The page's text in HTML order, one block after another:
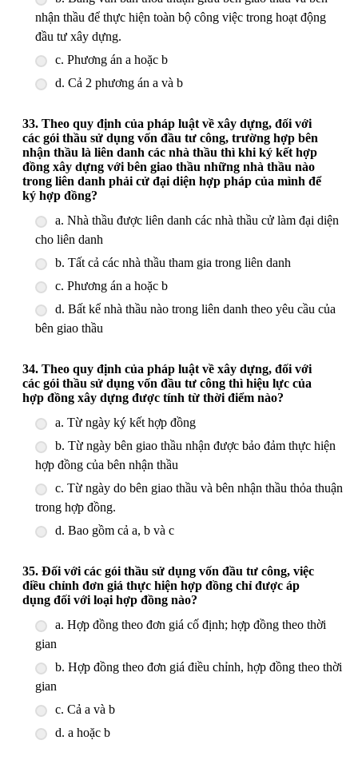
nhận thầu để thực hiện toàn bộ công việc trong hoạt động
đầu tư xây dựng.
c. Phương án a hoặc b
d. Cả 2 phương án a và b
33. Theo quy định của pháp luật về xây dựng, đối với
các gói thầu sử dụng vốn đầu tư công, trường hợp bên
nhận thầu là liên danh các nhà thầu thì khi ký kết hợp
đồng xây dựng với bên giao thầu những nhà thầu nào
trong liên danh phải cử đại diện hợp pháp của mình để
ký hợp đồng?
a. Nhà thầu được liên danh các nhà thầu cử làm đại diện
cho liên danh
b. Tất cả các nhà thầu tham gia trong liên danh
c. Phương án a hoặc b
d. Bất kể nhà thầu nào trong liên danh theo yêu cầu của
bên giao thầu
34. Theo quy định của pháp luật về xây dựng, đối với
các gói thầu sử dụng vốn đầu tư công thì hiệu lực của
hợp đồng xây dựng được tính từ thời điểm nào?
a. Từ ngày ký kết hợp đồng
b. Từ ngày bên giao thầu nhận được bảo đảm thực hiện
hợp đồng của bên nhận thầu
c. Từ ngày do bên giao thầu và bên nhận thầu thỏa thuận
trong hợp đồng.
d. Bao gồm cả a, b và c
35. Đối với các gói thầu sử dụng vốn đầu tư công, việc
điều chỉnh đơn giá thực hiện hợp đồng chỉ được áp
dụng đối với loại hợp đồng nào?
a. Hợp đồng theo đơn giá cố định; hợp đồng theo thời
gian
b. Hợp đồng theo đơn giá điều chỉnh, hợp đồng theo thời
gian
c. Cả a và b
d. a hoặc b